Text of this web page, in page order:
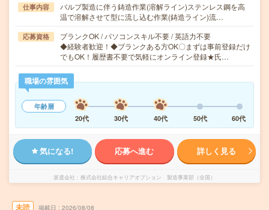
仕事内容
バルブ製造に伴う鋳造作業(溶解ライン)ステンレス鋼を高
温で溶解させて型に流し込む作業(鋳造ライン)流…
応募資格
ブランクOK / パソコンスキル不要 / 英語力不要
◆経験者歓迎！◆ブランクある方OK〇まずは事前登録だけ
でもOK！履歴書不要で気軽にオンライン登録★氏…
職場の雰囲気
年齢層
20代
30代 40代 50代 60代
気になる! 応募へ進む 詳しく見る
派遣会社 株式会社綜合キャリアオプション 製造事業部（全国）
未読 掲載日 2026/08/08